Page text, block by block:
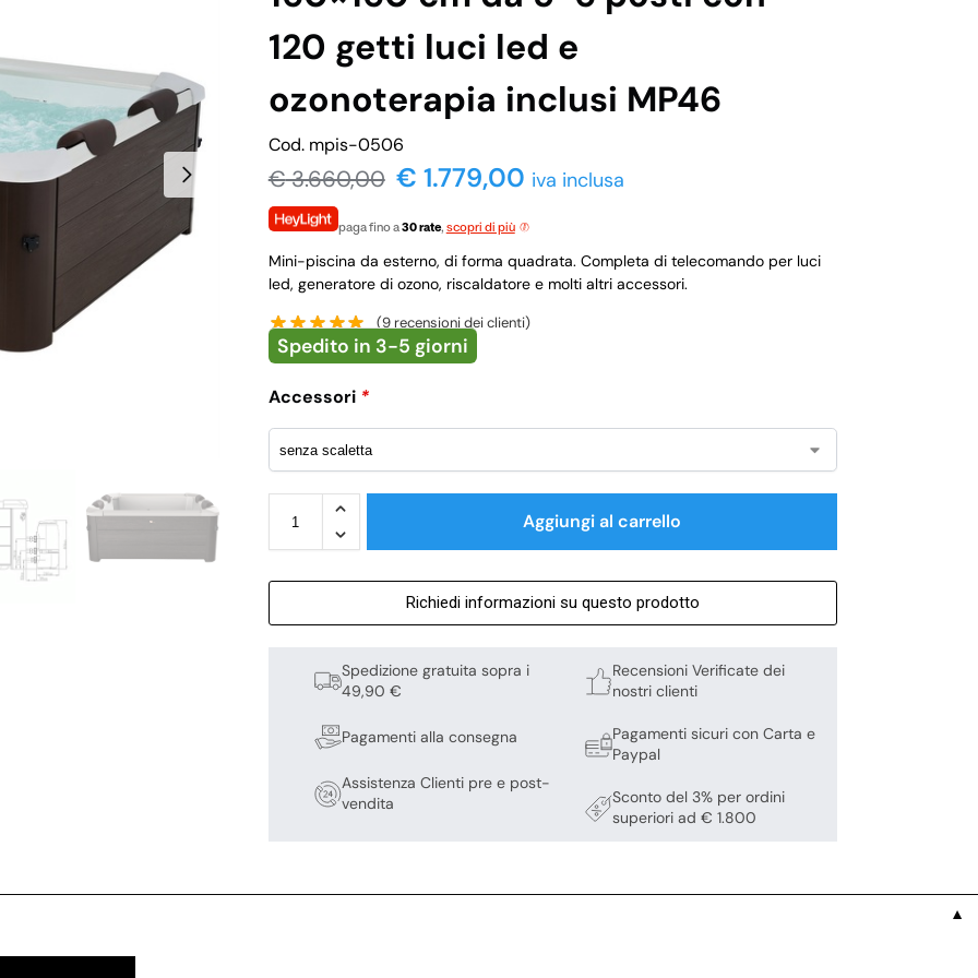
120 getti luci led e
ozonoterapia inclusi MP46
Cod. mpis-0506
€3.660,00 € 1.779,00 iva inclusa
paga fino a30 rate, scopri di più
Mini-piscina da esterno, di forma quadrata. Completa di telecomando per luci
led, generatore di ozono, riscaldatore e molti altri accessori.
(9 recensioni dei clienti)
Spedito in 3-5 giorni
Accessori *
Aggiungi al carrello
Richiedi informazioni su questo prodotto
Spedizione gratuita sopra i
49,90 €
Pagamenti alla consegna
Assistenza Clienti pre e post-
vendita
Recensioni Verificate dei
nostri clienti
Pagamenti sicuri con Carta e
Paypal
Sconto del 3% per ordini
superiori ad € 1.800
▼